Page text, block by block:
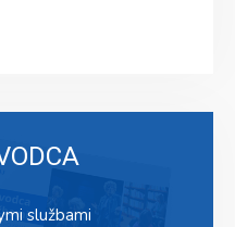
službami